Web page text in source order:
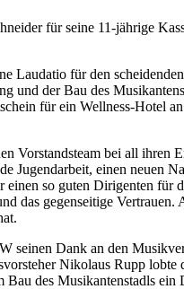
für seine 11-jährige
Laudatio für den
und der Bau des
für ein Wellness-
Vorstandsteam bei all
einen neuen
so guten Dirigenten
das gegenseitige
seinen Dank an den
Nikolaus Rupp
des Musikantenstadls